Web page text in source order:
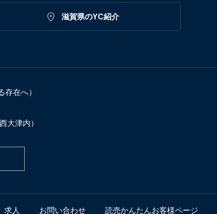
 滋賀県のYC紹介
存在へ）
大津内）
求人 お問い合わせ 読売かんたんお客様ページ